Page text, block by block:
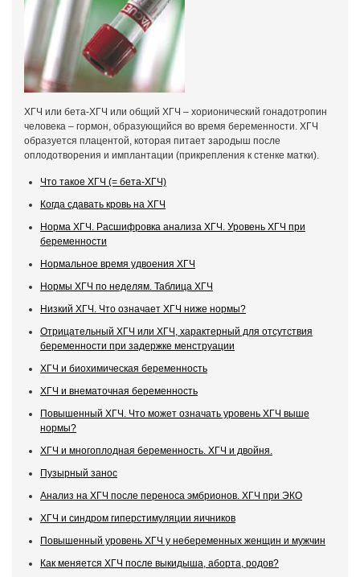
ХГЧ или бета-ХГЧ или общий ХГЧ – хорионический гонадотропин
человека – гормон, образующийся во время беременности. ХГЧ
образуется плацентой, которая питает зародыш после
оплодотворения и имплантации (прикрепления к стенке матки).
Что такое ХГЧ (= бета-ХГЧ)
Когда сдавать кровь на ХГЧ
Норма ХГЧ. Расшифровка анализа ХГЧ. Уровень ХГЧ при
беременности
Нормальное время удвоения ХГЧ
Нормы ХГЧ по неделям. Таблица ХГЧ
Низкий ХГЧ. Что означает ХГЧ ниже нормы?
Отрицательный ХГЧ или ХГЧ, характерный для отсутствия
беременности при задержке менструации
ХГЧ и биохимическая беременность
ХГЧ и внематочная беременность
Повышенный ХГЧ. Что может означать уровень ХГЧ выше
нормы?
ХГЧ и многоплодная беременность. ХГЧ и двойня.
Пузырный занос
Анализ на ХГЧ после переноса эмбрионов. ХГЧ при ЭКО
ХГЧ и синдром гиперстимуляции яичников
Повышенный уровень ХГЧ у небеременных женщин и мужчин
Как меняется ХГЧ после выкидыша, аборта, родов?